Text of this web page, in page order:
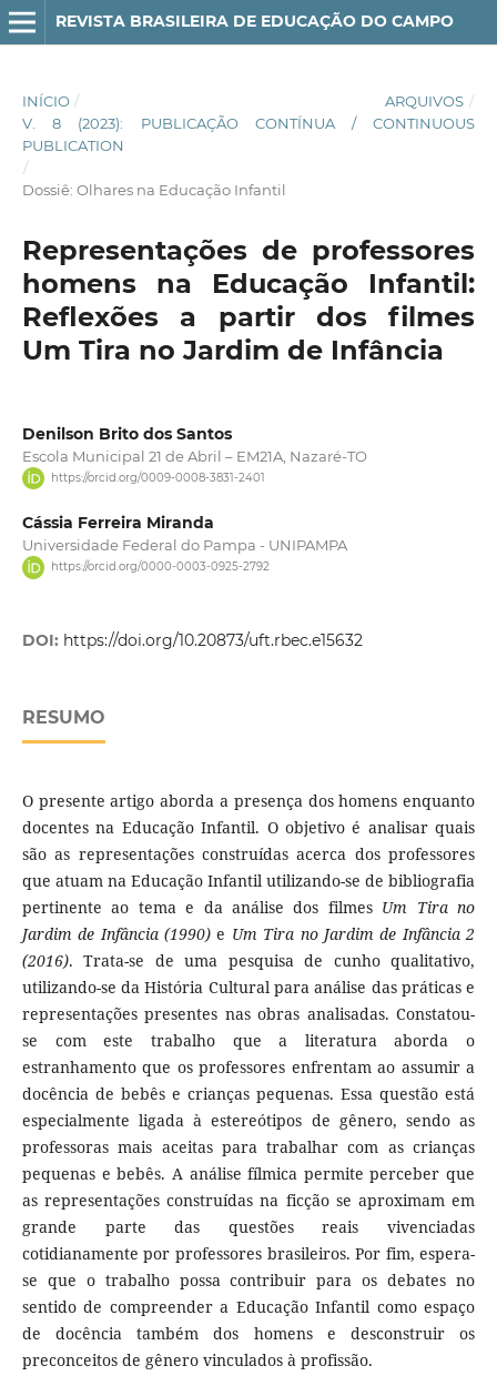
REVISTA BRASILEIRA DE EDUCAÇÃO DO CAMPO
INÍCIO / ARQUIVOS /
V. 8 (2023): PUBLICAÇÃO CONTÍNUA / CONTINUOUS
PUBLICATION
/
Dossiê: Olhares na Educação Infantil
Representações de professores
homens na Educação Infantil:
Reflexões a partir dos filmes
Um Tira no Jardim de Infância
Denilson Brito dos Santos
Escola Municipal 21 de Abril – EM21A, Nazaré-TO
https://orcid.org/0009-0008-3831-2401
Cássia Ferreira Miranda
Universidade Federal do Pampa - UNIPAMPA
https://orcid.org/0000-0003-0925-2792
DOI: https://doi.org/10.20873/uft.rbec.e15632
RESUMO
O presente artigo aborda a presença dos homens enquanto
docentes na Educação Infantil. O objetivo é analisar quais
são as representações construídas acerca dos professores
que atuam na Educação Infantil utilizando-se de bibliografia
pertinente ao tema e da análise dos filmes Um Tira no
Jardim de Infância (1990) e Um Tira no Jardim de Infância 2
(2016). Trata-se de uma pesquisa de cunho qualitativo,
utilizando-se da História Cultural para análise das práticas e
representações presentes nas obras analisadas. Constatou-
se com este trabalho que a literatura aborda o
estranhamento que os professores enfrentam ao assumir a
docência de bebês e crianças pequenas. Essa questão está
especialmente ligada à estereótipos de gênero, sendo as
professoras mais aceitas para trabalhar com as crianças
pequenas e bebês. A análise fílmica permite perceber que
as representações construídas na ficção se aproximam em
grande parte das questões reais vivenciadas
cotidianamente por professores brasileiros. Por fim, espera-
se que o trabalho possa contribuir para os debates no
sentido de compreender a Educação Infantil como espaço
de docência também dos homens e desconstruir os
preconceitos de gênero vinculados à profissão.